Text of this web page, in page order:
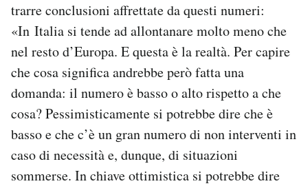
trarre conclusioni affrettate da questi numeri:
«In Italia si tende ad allontanare molto meno che
nel resto d’Europa. E questa è la realtà. Per capire
che cosa significa andrebbe però fatta una
domanda: il numero è basso o alto rispetto a che
cosa? Pessimisticamente si potrebbe dire che è
basso e che c’è un gran numero di non interventi in
caso di necessità e, dunque, di situazioni
sommerse. In chiave ottimistica si potrebbe dire